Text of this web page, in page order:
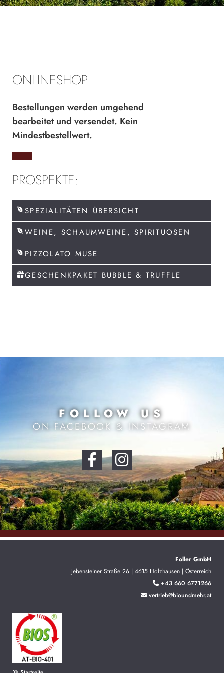
ONLINESHOP
Bestellungen werden umgehend
bearbeitet und versendet. Kein
Mindestbestellwert.
PROSPEKTE:
SPEZIALITÄTEN ÜBERSICHT
WEINE, SCHAUMWEINE, SPIRITUOSEN
PIZZOLATO MUSE
GESCHENKPAKET BUBBLE & TRUFFLE
FOLLOW US
ON FACEBOOK & INSTAGRAM
Foller GmbH
Jebensteiner Straße 26 | 4615 Holzhausen | Österreich
 +43 660 6771266
 vertrieb@bioundmehr.at